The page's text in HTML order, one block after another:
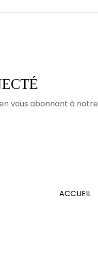
vous abonnant à notre
ACCUEIL